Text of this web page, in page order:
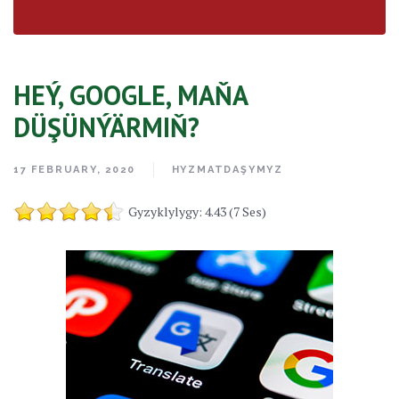
HEÝ, GOOGLE, MAŇA
DÜŞÜNÝÄRMIŇ?
17 FEBRUARY, 2020 HYZMATDAŞYMYZ
Gyzyklylygy: 4.43 (7 Ses)